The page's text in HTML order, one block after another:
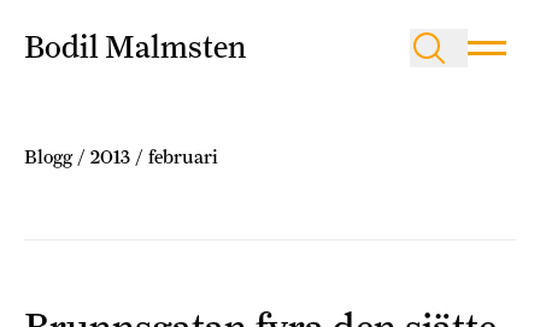
Bodil Malmsten
Blogg / 2013 / februari